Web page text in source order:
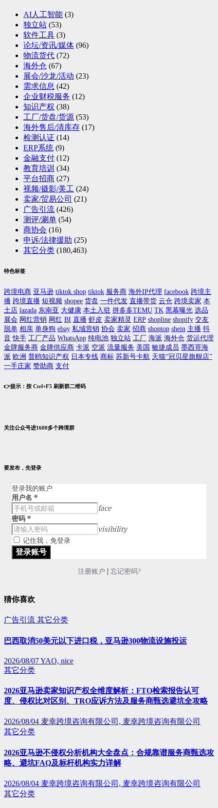
AI人工智能 (3)
独立站 (53)
软件工具 (3)
论坛/资讯/媒体 (96)
物流货代 (72)
海外仓 (67)
展会/沙龙/活动 (23)
需求信息 (42)
企业财税服务 (12)
知识产权 (38)
工厂/货盘/货源 (53)
海外售后/清库存 (17)
检测认证 (14)
ERP系统 (9)
金融支付 (12)
教育培训 (34)
平台招商 (27)
视频/摄影/美工 (24)
卖家/贸易公司 (21)
广告引流 (426)
测评/涮单 (54)
商协会 (16)
申诉/法律援助 (25)
其它分类 (180,463)
特色标签
跨境电商 亚马逊 tiktok shop tiktok 服务商 海外IP代理 facebook 跨境主
播 跨境直播 短视频 shopee 货盘 一件代发 直播带货 云仓 跨境卖家 本
土店 lazada 东南亚 大健康 本土入驻 拼多多TEMU TK 黑幕曝光 选品
展会 网红营销 网红 BI 直播 虾皮 卖家精灵 ERP shopline shopify 交友
脱单 相亲 单身狗 ebay 私域营销 协会 卖家 招商 shoptop shein 主播 抖
音 快手 工厂产品 WhatsApp 纯电池 独立站 工厂 海派 海外仓 货运代理
金牌服务商 金牌供应商 卡派 空派 流量服务 美国 敏捷成员 墨西哥海
派 欧洲 普鸥知识产权 日本专线 商标 苏新号卡航 天猫“冠贝星旗舰店”
一手庄家 赞助商 支付
👉提示：按 Ctrl+F5 刷新群二维码
关注公众号进1600多个跨境群
要发布，先登录
登录我的账户
用户名 *
face
密码 *
visibility
记住我，免登录
注册账户 | 忘记密码?
猜你喜欢
广告引流 其它分类
巴西取消50美元以下进口税，亚马逊300物流设施投运
2026/08/07YAO, nice
其它分类
2026亚马逊卖家知识产权全维度解析：FTO检索报告认可
度、侵权比对区别、TRO应诉方法及服务商甄选避坑全攻略
2026/08/04 麦幸跨境咨询有限公司, 麦幸跨境咨询有限公司
其它分类
2026亚马逊不侵权分析机构大全盘点：合规靠谱服务商甄选攻
略、避坑FAQ及标杆机构实力详解
2026/08/04 麦幸跨境咨询有限公司, 麦幸跨境咨询有限公司
其它分类